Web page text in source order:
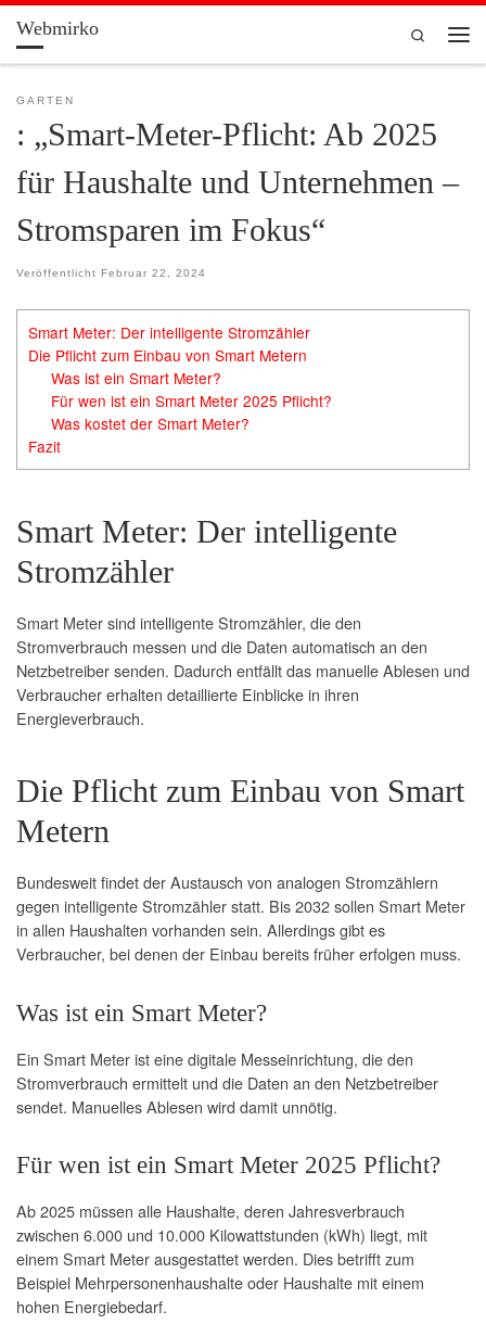
Zum Inhalt springen
Webmirko
Search
GARTEN
: „Smart-Meter-Pflicht: Ab 2025
für Haushalte und Unternehmen –
Stromsparen im Fokus“
Veröffentlicht Februar 22, 2024
Smart Meter: Der intelligente Stromzähler
Die Pflicht zum Einbau von Smart Metern
Was ist ein Smart Meter?
Für wen ist ein Smart Meter 2025 Pflicht?
Was kostet der Smart Meter?
Fazit
Smart Meter: Der intelligente
Stromzähler
Smart Meter sind intelligente Stromzähler, die den
Stromverbrauch messen und die Daten automatisch an den
Netzbetreiber senden. Dadurch entfällt das manuelle Ablesen und
Verbraucher erhalten detaillierte Einblicke in ihren
Energieverbrauch.
Die Pflicht zum Einbau von Smart
Metern
Bundesweit findet der Austausch von analogen Stromzählern
gegen intelligente Stromzähler statt. Bis 2032 sollen Smart Meter
in allen Haushalten vorhanden sein. Allerdings gibt es
Verbraucher, bei denen der Einbau bereits früher erfolgen muss.
Was ist ein Smart Meter?
Ein Smart Meter ist eine digitale Messeinrichtung, die den
Stromverbrauch ermittelt und die Daten an den Netzbetreiber
sendet. Manuelles Ablesen wird damit unnötig.
Für wen ist ein Smart Meter 2025 Pflicht?
Ab 2025 müssen alle Haushalte, deren Jahresverbrauch
zwischen 6.000 und 10.000 Kilowattstunden (kWh) liegt, mit
einem Smart Meter ausgestattet werden. Dies betrifft zum
Beispiel Mehrpersonenhaushalte oder Haushalte mit einem
hohen Energiebedarf.